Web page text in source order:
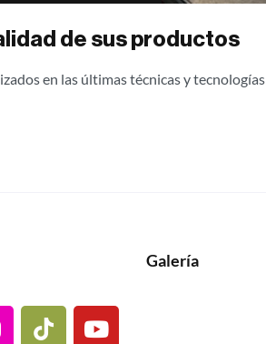
de sus productos
en las últimas técnicas y tecnologías
Galería